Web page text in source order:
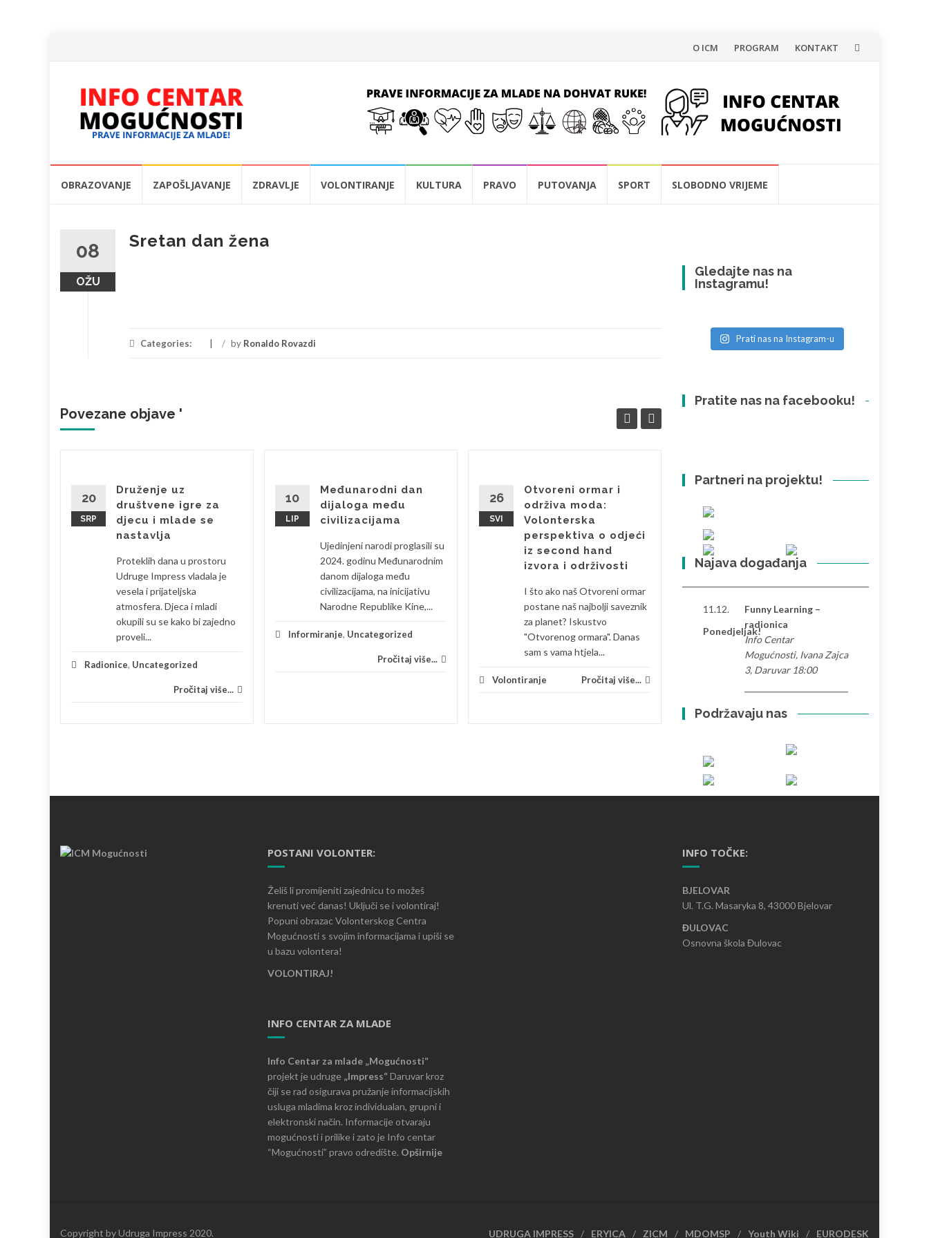
Skip
content
O ICM PROGRAM KONTAKT
OBRAZOVANJE ZAPOŠLJAVANJE ZDRAVLJE VOLONTIRANJE KULTURA PRAVO PUTOVANJA SPORT SLOBODNO VRIJEME
08
OŽU
Sretan dan žena
Categories: / by Ronaldo Rovazdi
Povezane objave '
20
SRP
Druženje uz
društvene igre za
djecu i mlade se
nastavlja
Proteklih dana u prostoru
Udruge Impress vladala je
vesela i prijateljska
atmosfera. Djeca i mladi
okupili su se kako bi zajedno
proveli...
Radionice, Uncategorized
Pročitaj više...
10
LIP
Međunarodni dan
dijaloga među
civilizacijama
Ujedinjeni narodi proglasili su
2024. godinu Međunarodnim
danom dijaloga među
civilizacijama, na inicijativu
Narodne Republike Kine,...
Informiranje, Uncategorized
Pročitaj više...
26
SVI
Otvoreni ormar i
održiva moda:
Volonterska
perspektiva o odjeći
iz second hand
izvora i održivosti
I što ako naš Otvoreni ormar
postane naš najbolji saveznik
za planet? Iskustvo
"Otvorenog ormara". Danas
sam s vama htjela...
Volontiranje Pročitaj više...
26
SVI
Razlike između
značajno vrijeme u Hrvatskoj i
Turskoj, primijetio sam
Volontiranje Pročitaj više...
Gledajte nas na
Instagramu!
Prati nas na Instagram-u
Pratite nas na facebooku!
Partneri na projektu!
Najava događanja
11.12.
Ponedjeljak!
Funny Learning –
radionica
Info Centar
Mogućnosti, Ivana Zajca
3, Daruvar 18:00
Podržavaju nas
POSTANI VOLONTER:
Želiš li promijeniti zajednicu to možeš
krenuti već danas! Uključi se i volontiraj!
Popuni obrazac Volonterskog Centra
Mogućnosti s svojim informacijama i upiši se
u bazu volontera!
VOLONTIRAJ!
INFO CENTAR ZA MLADE
Info Centar za mlade „Mogućnosti“
projekt je udruge „Impress“Daruvar kroz
čiji se rad osigurava pružanje informacijskih
usluga mladima kroz individualan, grupni i
elektronski način. Informacije otvaraju
mogućnosti i prilike i zato je Info centar
“Mogućnosti” pravo odredište. Opširnije
INFO TOČKE:
BJELOVAR
Ul. T.G. Masaryka 8, 43000 Bjelovar
ĐULOVAC
Osnovna škola Đulovac
UDRUGA IMPRESS ERYICA ZICM MDOMSP Youth Wiki EURODESK
Copyright by Udruga Impress 2020.